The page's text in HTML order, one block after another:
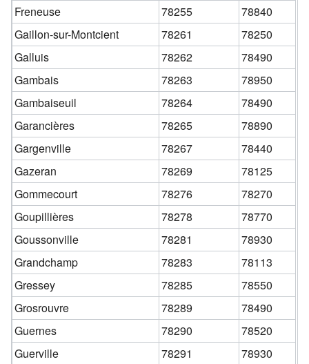
Freneuse
78255
78840
Gaillon-sur-Montcient
78261
78250
Galluis
78262
78490
Gambais
78263
78950
Gambaiseuil
78264
78490
Garancières
78265
78890
Gargenville
78267
78440
Gazeran
78269
78125
Gommecourt
78276
78270
Goupillières
78278
78770
Goussonville
78281
78930
Grandchamp
78283
78113
Gressey
78285
78550
Grosrouvre
78289
78490
Guernes
78290
78520
Guerville
78291
78930